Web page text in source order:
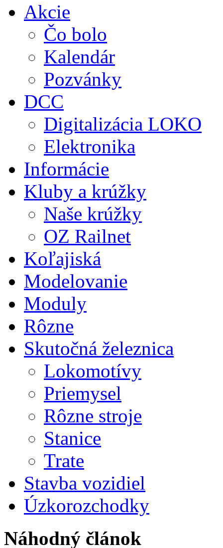
Akcie
Čo bolo
Kalendár
Pozvánky
DCC
Digitalizácia LOKO
Elektronika
Informácie
Kluby a krúžky
Naše krúžky
OZ Railnet
Koľajiská
Modelovanie
Moduly
Rôzne
Skutočná železnica
Lokomotívy
Priemysel
Rôzne stroje
Stanice
Trate
Stavba vozidiel
Úzkorozchodky
Náhodný článok